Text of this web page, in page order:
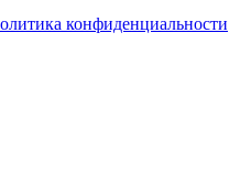
конфиденциальности